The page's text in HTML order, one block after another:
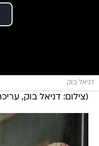
דניאל בוק
(צילום: דניאל בוק,